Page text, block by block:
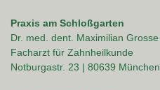
Praxis am Schloßgarten
Dr. med. dent. Maximilian Grosse
Facharzt für Zahnheilkunde
Notburgastr. 23 | 80639 München